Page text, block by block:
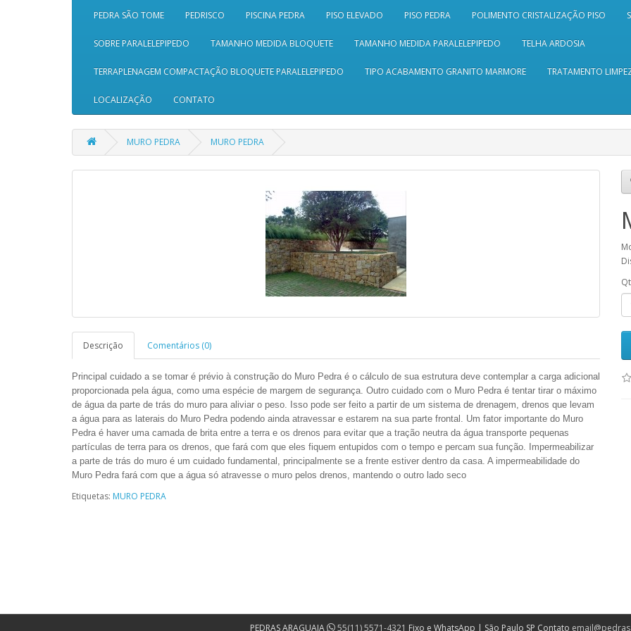
PEDRA SÃO TOME PEDRISCO PISCINA PEDRA PISO ELEVADO PISO PEDRA POLIMENTO CRISTALIZAÇÃO PISO
SOBRE PARALELEPIPEDO TAMANHO MEDIDA BLOQUETE TAMANHO MEDIDA PARALELEPIPEDO TELHA ARDOSIA
TERRAPLENAGEM COMPACTAÇÃO BLOQUETE PARALELEPIPEDO TIPO ACABAMENTO GRANITO MARMORE TRATAMENTO
LOCALIZAÇÃO CONTATO
MURO PEDRA MURO PEDRA
Descrição Comentários (0)
Principal cuidado a se tomar é prévio à construção do Muro Pedra é o cálculo de sua estrutura deve contemplar a carga adicional
proporcionada pela água, como uma espécie de margem de segurança. Outro cuidado com o Muro Pedra é tentar tirar o máximo
de água da parte de trás do muro para aliviar o peso. Isso pode ser feito a partir de um sistema de drenagem, drenos que levam
a água para as laterais do Muro Pedra podendo ainda atravessar e estarem na sua parte frontal. Um fator importante do Muro
Pedra é haver uma camada de brita entre a terra e os drenos para evitar que a tração neutra da água transporte pequenas
partículas de terra para os drenos, que fará com que eles fiquem entupidos com o tempo e percam sua função. Impermeabilizar
a parte de trás do muro é um cuidado fundamental, principalmente se a frente estiver dentro da casa. A impermeabilidade do
Muro Pedra fará com que a água só atravesse o muro pelos drenos, mantendo o outro lado seco
Etiquetas: MURO PEDRA
PEDRAS ARAGUAIA 55(11) 5571-4321 Fixo e WhatsApp | São Paulo SP Contato